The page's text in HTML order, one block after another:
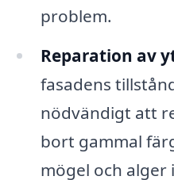
problem.
Reparation av
fasadens
nödvändigt att
bort gammal
mögel och alger